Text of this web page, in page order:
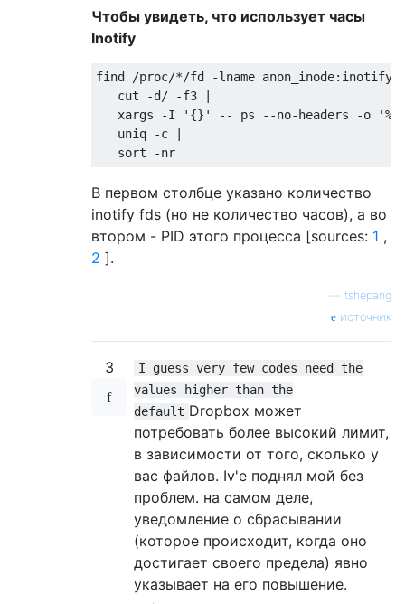
Чтобы увидеть, что использует часы
Inotify
find /proc/*/fd -lname anon_inode:inotify
   cut -d/ -f3 |
xargs -I '{}' -- ps --no-headers -o '%p
   uniq -c |
В первом столбце указано количество
inotify fds (но не количество часов), а во
втором - PID этого процесса [sources: 1 ,
2 ].
tshepang
источник
3
I guess very few codes need the
values higher than the
default Dropbox может
потребовать более высокий лимит,
в зависимости от того, сколько у
вас файлов. Iv'e поднял мой без
проблем. на самом деле,
уведомление о сбрасывании
(которое происходит, когда оно
достигает своего предела) явно
указывает на его повышение.